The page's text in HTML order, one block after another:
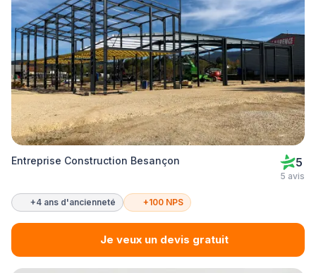
Entreprise Construction Besançon 5
5 avis
+4 ans d'ancienneté +100 NPS
Je veux un devis gratuit